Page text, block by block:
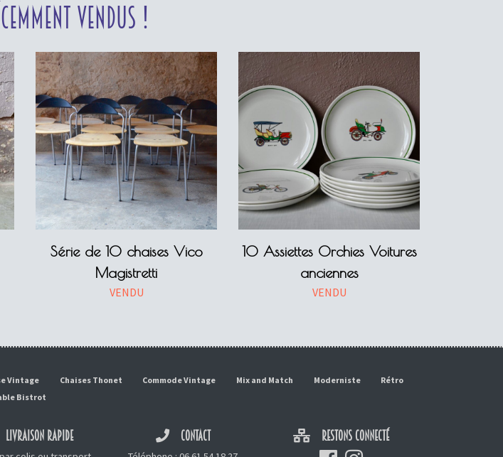
vendus !
Série de 10 chaises Vico
Magistretti
VENDU
10 Assiettes Orchies Voitures
anciennes
VENDU
Vintage Chaises Thonet Commode Vintage Mix and Match Moderniste
Rétro
Bistrot
LIVRAISON RAPIDE CONTACT RESTONS CONNECTÉ